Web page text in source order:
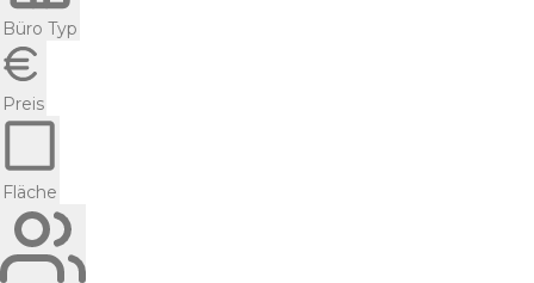
Büro Typ
Preis
Fläche